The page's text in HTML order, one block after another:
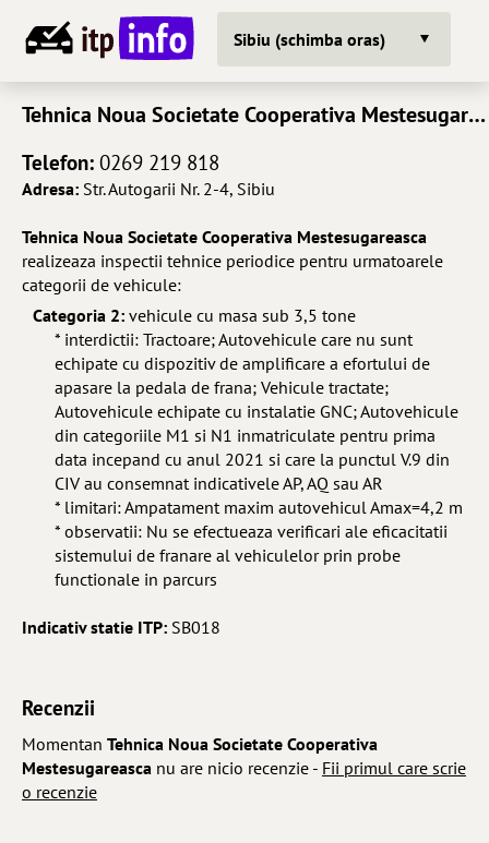
Sibiu (schimba oras)
Tehnica Noua Societate Cooperativa Mestesugareasca
Telefon: 0269 219 818
Adresa: Str. Autogarii Nr. 2-4, Sibiu
Tehnica Noua Societate Cooperativa Mestesugareasca
realizeaza inspectii tehnice periodice pentru urmatoarele
categorii de vehicule:
Categoria 2: vehicule cu masa sub 3,5 tone
* interdictii: Tractoare; Autovehicule care nu sunt
echipate cu dispozitiv de amplificare a efortului de
apasare la pedala de frana; Vehicule tractate;
Autovehicule echipate cu instalatie GNC; Autovehicule
din categoriile M1 si N1 inmatriculate pentru prima
data incepand cu anul 2021 si care la punctul V.9 din
CIV au consemnat indicativele AP, AQ sau AR
* limitari: Ampatament maxim autovehicul Amax=4,2 m
* observatii: Nu se efectueaza verificari ale eficacitatii
sistemului de franare al vehiculelor prin probe
functionale in parcurs
Indicativ statie ITP: SB018
Recenzii
Momentan Tehnica Noua Societate Cooperativa
Mestesugareasca nu are nicio recenzie - Fii primul care scrie
o recenzie